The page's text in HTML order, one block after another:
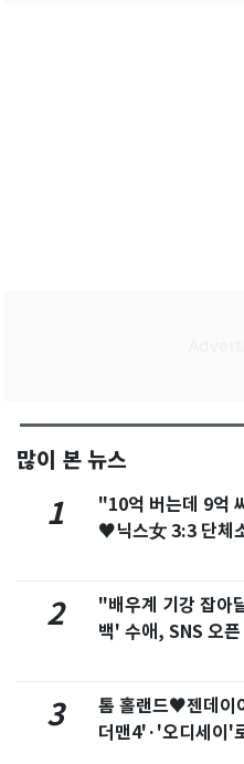
많이 본 뉴스
1
"10억 버는데 9억
♥닉스女 3:3 단체
2
"배우계 기강 잡
백' 수애, SNS 오
3
톰 홀랜드♥젠데이
더맨4'·'오디세이'